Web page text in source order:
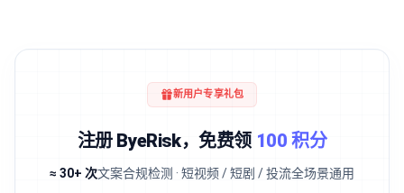
新用户专享礼包
注册 ByeRisk，免费领 100 积分
≈ 30+ 次文案合规检测 · 短视频 / 短剧 / 投流全场景通用